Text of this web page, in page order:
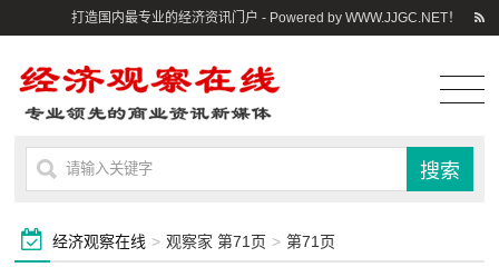
打造国内最专业的经济资讯门户 - Powered by WWW.JJGC.NET！
经济观察在线 > 观察家 第71页 > 第71页